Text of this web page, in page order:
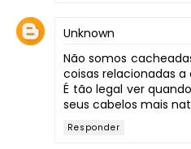
Unknown
Não somos
coisas relacionadas a
É tão legal ver
seus cabelos mais
Responder